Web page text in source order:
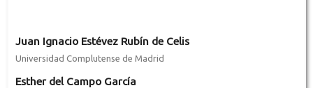
Juan Ignacio Estévez Rubín de Celis
Universidad Complutense de Madrid
Esther del Campo García